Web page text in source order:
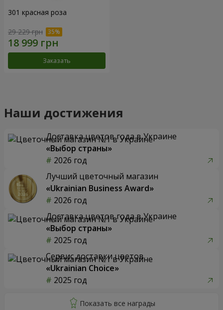
301 красная роза
29 229 грн
Заказать
Наши достижения
Доставка цветов года в Украине
«Выбор страны»
2026 год
Лучший цветочный магазин
«Ukrainian Business Award»
2026 год
Доставка цветов года в Украине
«Выбор страны»
2025 год
Сервис доставки цветов
«Ukrainian Choice»
2025 год